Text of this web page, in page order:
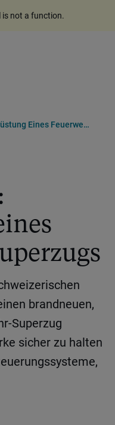
is not a function.
Wegweisend: Ausrüstung Eines Feuerwehr-Superzugs
brandneuen,
Superzug
sicher zu halten